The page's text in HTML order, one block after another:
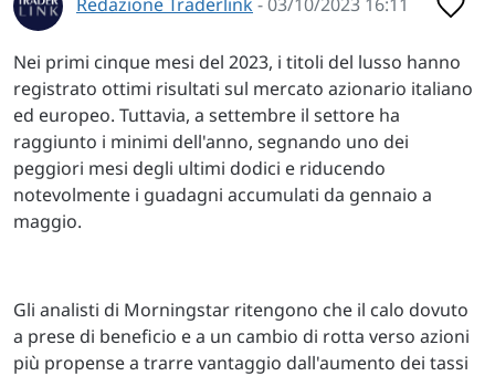
Nei primi cinque mesi del 2023, i titoli del lusso hanno
registrato ottimi risultati sul mercato azionario italiano
ed europeo. Tuttavia, a settembre il settore ha
raggiunto i minimi dell'anno, segnando uno dei
peggiori mesi degli ultimi dodici e riducendo
notevolmente i guadagni accumulati da gennaio a
maggio.
Gli analisti di Morningstar ritengono che il calo dovuto
a prese di beneficio e a un cambio di rotta verso azioni
più propense a trarre vantaggio dall'aumento dei tassi